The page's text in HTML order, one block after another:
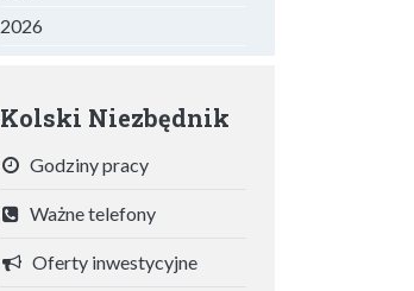
2026
Kolski Niezbędnik
Godziny pracy
Ważne telefony
Oferty inwestycyjne